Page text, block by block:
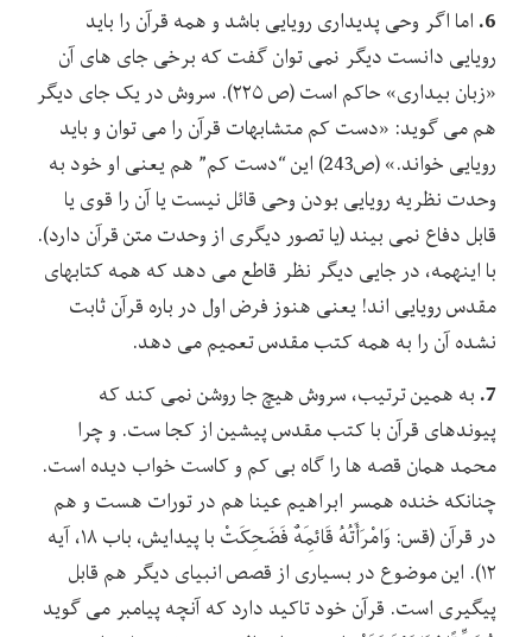
6. اما اگر وحی پدیداری رویایی باشد و همه قرآن را باید
رویایی دانست دیگر نمی توان گفت که برخی جای های آن
«زبان بیداری» حاکم است (ص ۲۲۵). سروش در یک جای دیگر
هم می گوید: «دست کم متشابهات قرآن را می توان و باید
رویایی خواند.» (ص243) این “دست کم” هم یعنی او خود به
وحدت نظریه رویایی بودن وحی قائل نیست یا آن را قوی یا
قابل دفاع نمی بیند (یا تصور دیگری از وحدت متن قرآن دارد).
با اینهمه، در جایی دیگر نظر قاطع می دهد که همه کتابهای
مقدس رویایی اند! یعنی هنوز فرض اول در باره قرآن ثابت
نشده آن را به همه کتب مقدس تعمیم می دهد.
7. به همین ترتیب، سروش هیچ جا روشن نمی کند که
پیوندهای قرآن با کتب مقدس پیشین از کجا ست. و چرا
محمد همان قصه ها را گاه بی کم و کاست خواب دیده است.
چنانکه خنده همسر ابراهیم عینا هم در تورات هست و هم
در قرآن (قس: وَامْرَأَتُهُ قَائِمَهٌ فَضَحِکَتْ با پیدایش، باب ۱۸، آیه
۱۲). این موضوع در بسیاری از قصص انبیای دیگر هم قابل
پیگیری است. قرآن خود تاکید دارد که آنچه پیامبر می گوید